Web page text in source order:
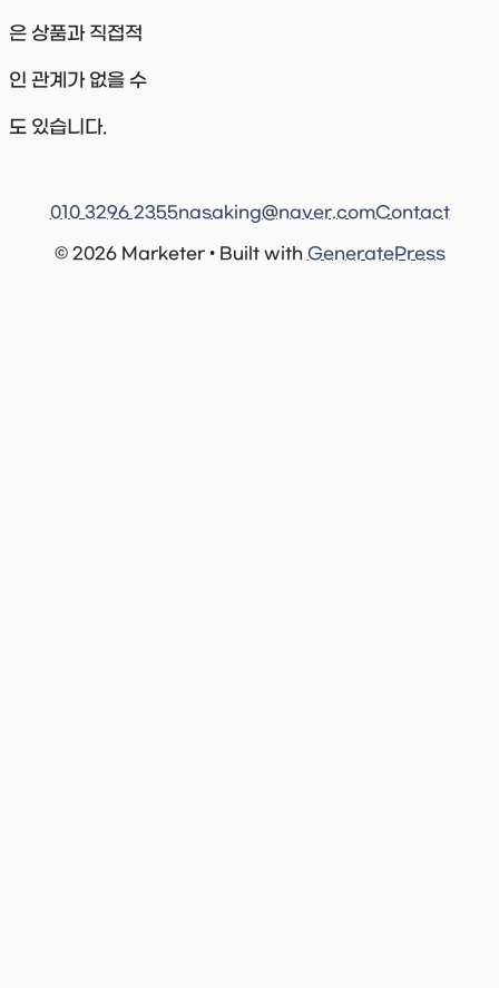
은 상품과 직접적
인 관계가 없을 수
도 있습니다.
© 2026 Marketer • Built with GeneratePress
010 3296 2355nasaking@naver.comContact